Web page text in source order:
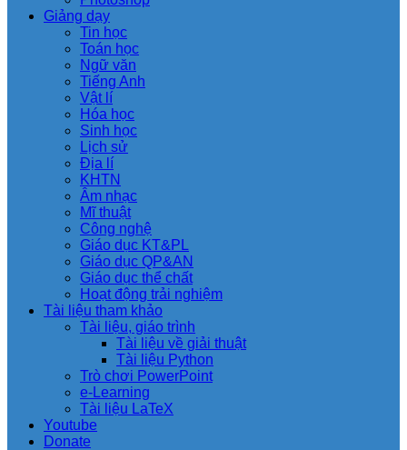
Giảng dạy
Tin học
Toán học
Ngữ văn
Tiếng Anh
Vật lí
Hóa học
Sinh học
Lịch sử
Địa lí
KHTN
Âm nhạc
Mĩ thuật
Công nghệ
Giáo dục KT&PL
Giáo dục QP&AN
Giáo dục thể chất
Hoạt động trải nghiệm
Tài liệu tham khảo
Tài liệu, giáo trình
Tài liệu về giải thuật
Tài liệu Python
Trò chơi PowerPoint
e-Learning
Tài liệu LaTeX
Youtube
Donate